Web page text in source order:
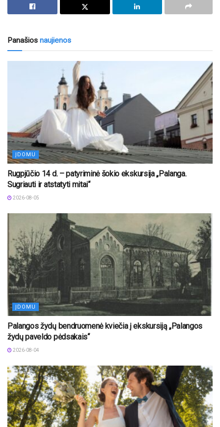
Panašios naujienos
ĮDOMU
Rugpjūčio 14 d. – patyriminė šokio ekskursija „Palanga.
Sugriauti ir atstatyti mitai“
2026-08-05
ĮDOMU
Palangos žydų bendruomenė kviečia į ekskursiją „Palangos
žydų paveldo pėdsakais“
2026-08-04